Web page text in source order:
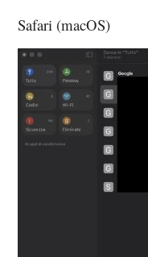
Safari (macOS)